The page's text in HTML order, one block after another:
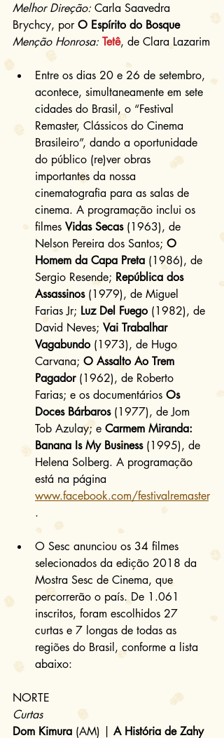
Melhor Direção: Carla Saavedra
Brychcy, por O Espírito do Bosque
Menção Honrosa: Tetê, de Clara Lazarim
Entre os dias 20 e 26 de setembro,
acontece, simultaneamente em sete
cidades do Brasil, o “Festival
Remaster, Clássicos do Cinema
Brasileiro”, dando a oportunidade
do público (re)ver obras
importantes da nossa
cinematografia para as salas de
cinema. A programação inclui os
filmes Vidas Secas (1963), de
Nelson Pereira dos Santos; O
Homem da Capa Preta (1986), de
Sergio Resende; República dos
Assassinos (1979), de Miguel
Farias Jr; Luz Del Fuego (1982), de
David Neves; Vai Trabalhar
Vagabundo (1973), de Hugo
Carvana; O Assalto Ao Trem
Pagador (1962), de Roberto
Farias; e os documentários Os
Doces Bárbaros (1977), de Jom
Tob Azulay; e Carmem Miranda:
Banana Is My Business (1995), de
Helena Solberg. A programação
está na página
www.facebook.com/festivalremaster
.
O Sesc anunciou os 34 filmes
selecionados da edição 2018 da
Mostra Sesc de Cinema, que
percorrerão o país. De 1.061
inscritos, foram escolhidos 27
curtas e 7 longas de todas as
regiões do Brasil, conforme a lista
abaixo:
NORTE
Curtas
Dom Kimura (AM) | A História de Zahy